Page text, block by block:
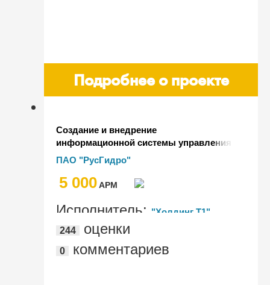
Подробнее о проекте
Создание и внедрение
информационной системы управления
персоналом "ЛУЧ" в ПАО "РусГидро"
на отечественной платформе
ПАО "РусГидро"
5 000AРМ
Исполнитель: "Холдинг Т1",
"CorpSoft24™ - корпоративные ИТ
сервисы", ООО "РусГидро ИТ сервис"
244 оценки
0 комментариев